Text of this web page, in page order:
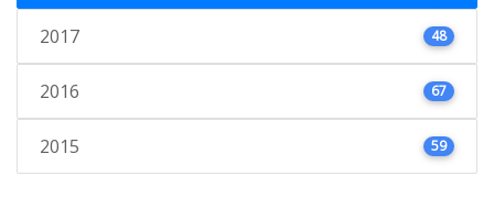
2017 48
2016 67
2015 59